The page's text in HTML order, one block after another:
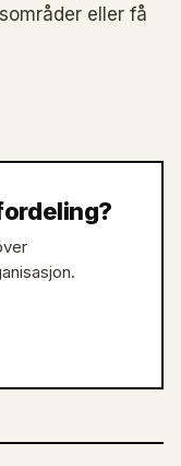
eller få